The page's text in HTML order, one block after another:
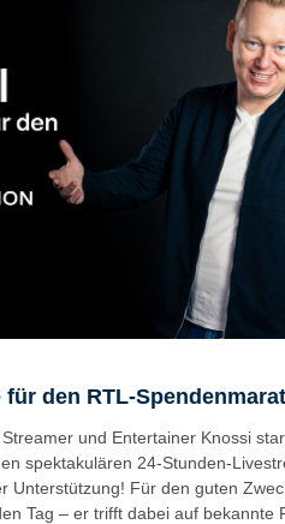
den RTL-
und Entertainer Knossi
spektakulären 24-Stunden-
Unterstützung! Für den guten
Tag – er trifft dabei auf bekannte